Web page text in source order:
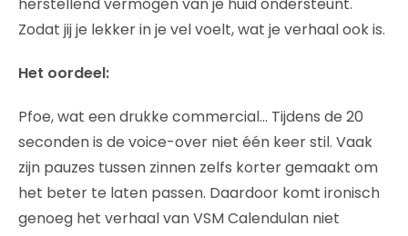
Zodat jij je lekker in je vel voelt, wat je verhaal ook is.
Het oordeel:
Pfoe, wat een drukke commercial… Tijdens de 20
seconden is de voice-over niet één keer stil. Vaak
zijn pauzes tussen zinnen zelfs korter gemaakt om
het beter te laten passen. Daardoor komt ironisch
genoeg het verhaal van VSM Calendulan niet